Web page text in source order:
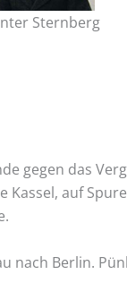
Sternberg
gegen das
auf
nach Berlin.